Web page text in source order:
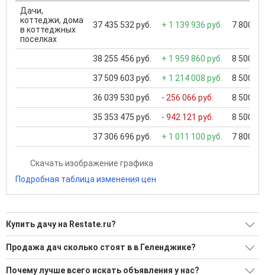
Дачи,
коттеджи, дома
в коттеджных
поселках
37 435 532 руб. + 1 139 936 руб. 7 800
38 255 456 руб. + 1 959 860 руб. 8 500
37 509 603 руб. + 1 214 008 руб. 8 500
36 039 530 руб. - 256 066 руб. 8 500
35 353 475 руб. - 942 121 руб. 8 500
37 306 696 руб. + 1 011 100 руб. 7 800
Скачать изображение графика
Подробная таблица изменения цен
Купить дачу на Restate.ru?
47 актуальных и проверенных объявлений
Продажа дач сколько стоят в в Геленджике?
Минимальная цена: 2 269 500 Р. Максимальная цена: 360
Почему лучше всего искать объявления у нас?